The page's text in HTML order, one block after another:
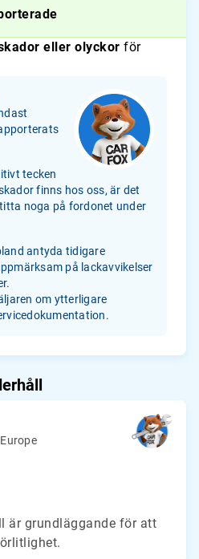
eller olyckor för
tecken
finns hos oss, är det
noga på fordonet under
antyda tidigare
på lackavvikelser
om ytterligare
är grundläggande för att